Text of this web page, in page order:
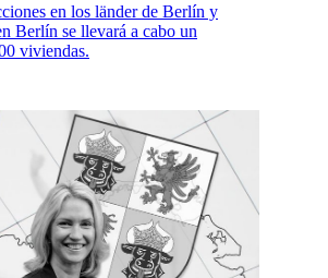
en los länder de Berlín y
Berlín se llevará a cabo un
viviendas.